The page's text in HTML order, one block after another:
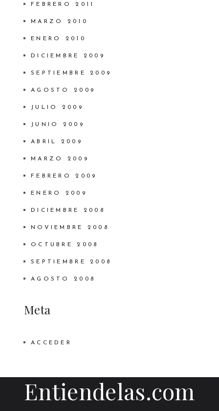
FEBRERO 2011
MARZO 2010
ENERO 2010
DICIEMBRE 2009
SEPTIEMBRE 2009
AGOSTO 2009
JULIO 2009
JUNIO 2009
ABRIL 2009
MARZO 2009
FEBRERO 2009
ENERO 2009
DICIEMBRE 2008
NOVIEMBRE 2008
OCTUBRE 2008
SEPTIEMBRE 2008
AGOSTO 2008
Meta
ACCEDER
Entiendelas.com